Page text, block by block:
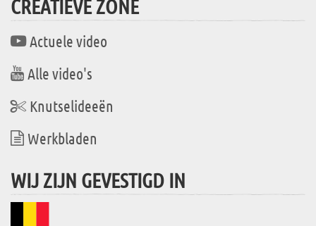
CREATIEVE ZONE
Actuele video
Alle video's
Knutselideeën
Werkbladen
WIJ ZIJN GEVESTIGD IN